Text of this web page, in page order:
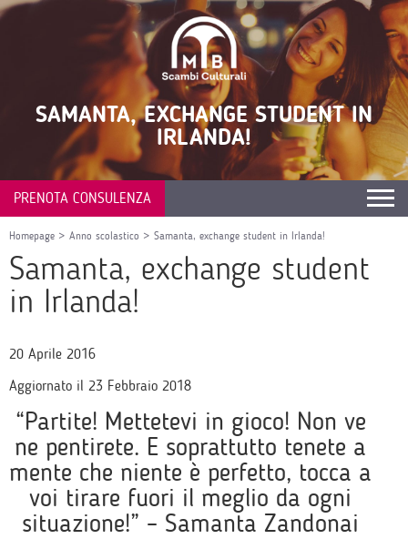
SAMANTA, EXCHANGE STUDENT IN
IRLANDA!
PRENOTA CONSULENZA
Homepage > Anno scolastico > Samanta, exchange student in Irlanda!
Samanta, exchange student
in Irlanda!
20 Aprile 2016
Aggiornato il 23 Febbraio 2018
“Partite! Mettetevi in gioco! Non ve
ne pentirete. E soprattutto tenete a
mente che niente è perfetto, tocca a
voi tirare fuori il meglio da ogni
situazione!” – Samanta Zandonai